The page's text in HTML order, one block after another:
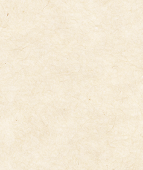
体育指導(きりん組・５歳児)